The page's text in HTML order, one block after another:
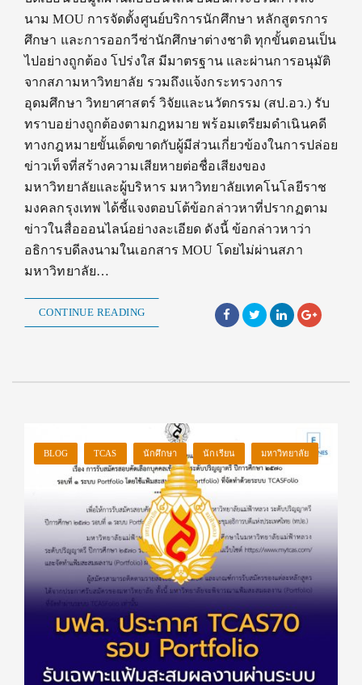
นาม MOU การจัดตั้งศูนย์บริการนักศึกษา หลักสูตรการ
ศึกษา และการออกวีซ่านักศึกษาต่างชาติ ทุกขั้นตอนเป็น
ไปอย่างถูกต้อง โปร่งใส มีมาตรฐาน และผ่านการอนุมัติ
จากสภามหาวิทยาลัย รวมถึงแจ้งกระทรวงการ
อุดมศึกษา วิทยาศาสตร์ วิจัยและนวัตกรรม (สป.อว.) รับ
ทราบอย่างถูกต้องตามกฎหมาย พร้อมเตรียมดำเนินคดี
ทางกฎหมายขั้นเด็ดขาดกับผู้มีส่วนเกี่ยวข้องในการปล่อย
ข่าวเท็จที่สร้างความเสียหายต่อชื่อเสียงของ
มหาวิทยาลัยและผู้บริหาร มหาวิทยาลัยเทคโนโลยีราช
มงคลกรุงเทพ ได้ชี้แจงตอบโต้ข้อกล่าวหาที่ปรากฏตาม
ข่าวในสื่อออนไลน์อย่างละเอียด ดังนี้ ข้อกล่าวหาว่า
อธิการบดีลงนามในเอกสาร MOU โดยไม่ผ่านสภา
มหาวิทยาลัย…
CONTINUE READING
BLOG TCAS นักศึกษา นักเรียน มหาวิทยาลัย